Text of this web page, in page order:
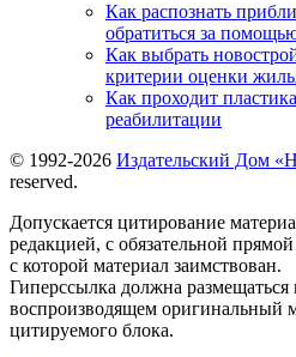
Как распознать
обратиться за
Как выбрать
критерии оценки
Как проходит
реабилитации
© 1992-2026 Издательский Дом
reserved.
Допускается цитирование
редакцией, с обязательной
с которой материал заимствован.
Гиперссылка должна размещаться
воспроизводящем оригинальный
цитируемого блока.